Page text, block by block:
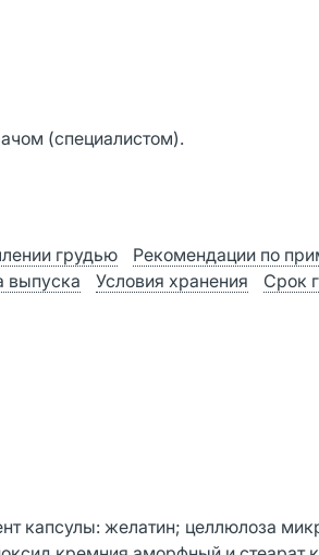
(специалистом).
грудью
Рекомендации по
выпуска Условия хранения
Срок
капсулы: желатин; целлюлоза